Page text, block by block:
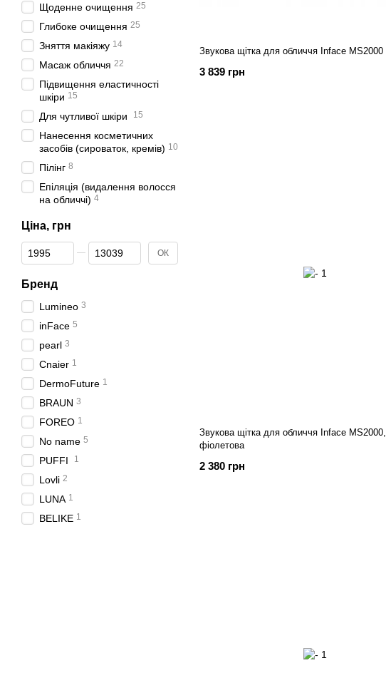
Звукова щітка для обличчя Inface MS2000
3 839 грн
Звукова щітка для обличчя Inface MS2000,
фіолетова
2 380 грн
Щоденне очищення 25
Глибоке очищення 25
Зняття макіяжу 14
Масаж обличчя 22
Підвищення еластичності
шкіри 15
Для чутливої шкіри 15
Нанесення косметичних
засобів (сироваток, кремів) 10
Пілінг 8
Епіляція (видалення волосся
на обличчі) 4
Ціна, грн
Від Ціна, грн
До Ціна, грн ОК
Бренд
Lumineo 3
inFace 5
pearl 3
Cnaier 1
DermoFuture 1
BRAUN 3
FOREO 1
No name 5
PUFFI 1
Lovli 2
LUNA 1
BELIKE 1